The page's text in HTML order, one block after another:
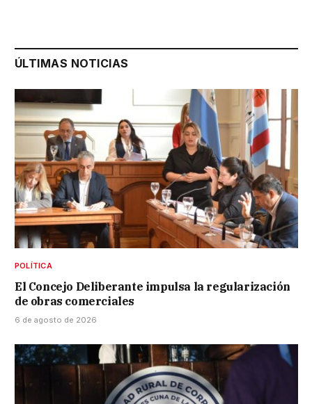
ÚLTIMAS NOTICIAS
POLÍTICA
El Concejo Deliberante impulsa la regularización
de obras comerciales
6 de agosto de 2026